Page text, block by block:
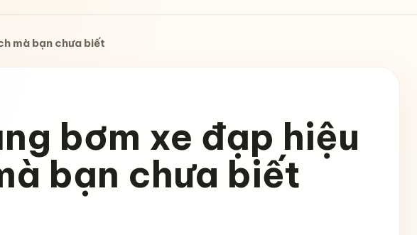
mà bạn chưa biết
bơm xe đạp hiệu
bạn chưa biết